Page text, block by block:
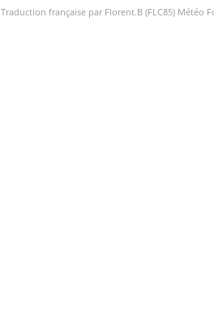
Traduction française par Florent.B (FLC85) Météo